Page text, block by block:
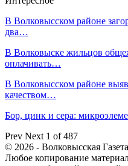
В Волковысском районе
два…
В Волковыске жильцов
оплачивать…
В Волковысском районе
качеством…
Бор, цинк и сера:
Prev Next 1 of 487
© 2026 - Волковысская
Любое копирование